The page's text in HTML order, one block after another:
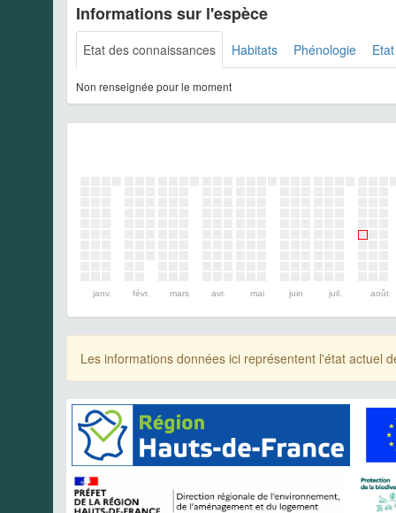
Informations sur l'espèce
Etat des connaissances Habitats Phénologie
Non renseignée pour le moment
janv. févr. mars avr. mai juin juil. août
Les informations données ici représentent l'état actuel